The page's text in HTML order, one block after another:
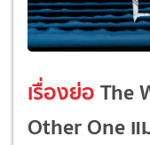
เรื่องย่อThe
Other One